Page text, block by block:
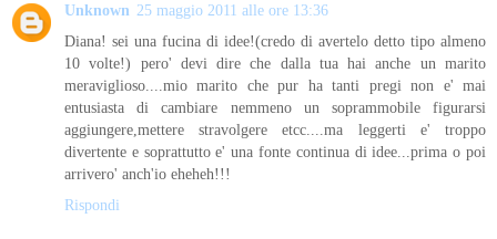
Unknown 25 maggio 2011 alle ore 13:36
Diana! sei una fucina di idee!(credo di avertelo detto tipo almeno
10 volte!) pero' devi dire che dalla tua hai anche un marito
meraviglioso....mio marito che pur ha tanti pregi non e' mai
entusiasta di cambiare nemmeno un soprammobile figurarsi
aggiungere,mettere stravolgere etcc....ma leggerti e' troppo
divertente e soprattutto e' una fonte continua di idee...prima o poi
arrivero' anch'io eheheh!!!
Rispondi